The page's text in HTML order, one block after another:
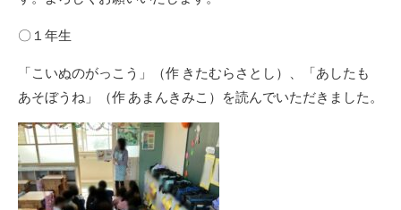
〇１年生
「こいぬのがっこう」（作 きたむらさとし）、「あしたも
あそぼうね」（作 あまんきみこ）を読んでいただきました。